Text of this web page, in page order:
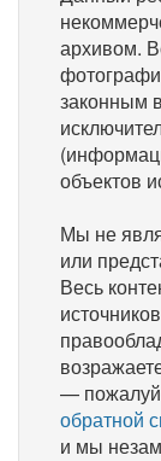
архивом.
законным
объектов
Мы не
или
Весь
—
обратной
и мы